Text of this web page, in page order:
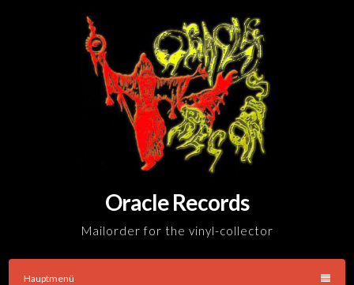
Oracle Records
Mailorder for the vinyl-collector
Hauptmenü